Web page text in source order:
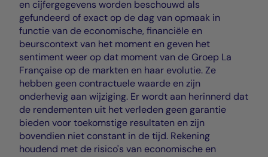
en cijfergegevens worden beschouwd als
gefundeerd of exact op de dag van opmaak in
functie van de economische, financiële en
beurscontext van het moment en geven het
sentiment weer op dat moment van de Groep La
Française op de markten en haar evolutie. Ze
hebben geen contractuele waarde en zijn
onderhevig aan wijziging. Er wordt aan herinnerd dat
de rendementen uit het verleden geen garantie
bieden voor toekomstige resultaten en zijn
bovendien niet constant in de tijd. Rekening
houdend met de risico's van economische en